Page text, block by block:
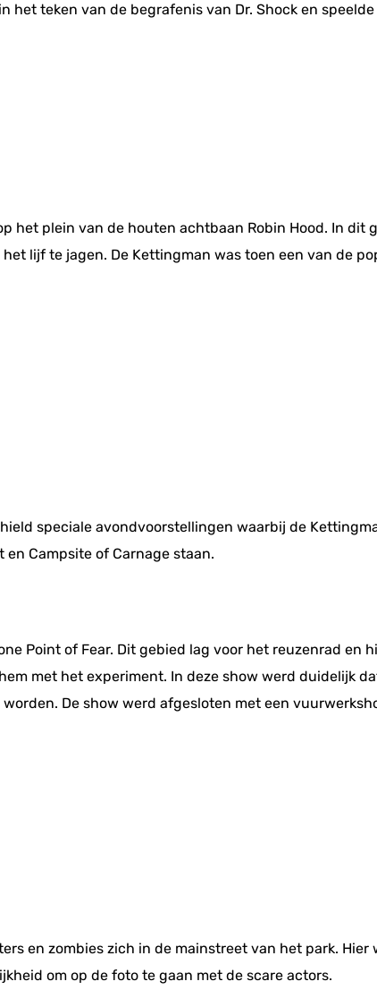
het teken van de begrafenis van Dr. Shock en
het plein van de houten achtbaan Robin Hood. In
lijf te jagen. De Kettingman was toen een van de
speciale avondvoorstellingen waarbij de
Campsite of Carnage staan.
Point of Fear. Dit gebied lag voor het reuzenrad en
met het experiment. In deze show werd duidelijk
De show werd afgesloten met een
en zombies zich in de mainstreet van het park.
om op de foto te gaan met de scare actors.